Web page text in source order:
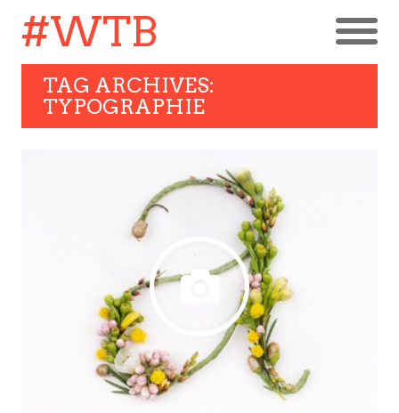
#WTB
TAG ARCHIVES:
TYPOGRAPHIE